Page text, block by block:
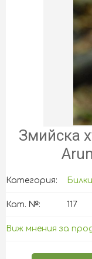
Змийска
Категория: Билки
Кат. №: 117
Виж мнения за